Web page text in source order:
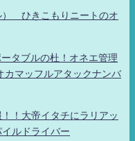
） ひきこもりニートのオ
タブルの杜！オネエ管理
カマッフルアタックナンバ
！大帝イタチにラリアッ
ルドライバー